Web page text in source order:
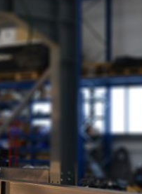
votre AKOYA